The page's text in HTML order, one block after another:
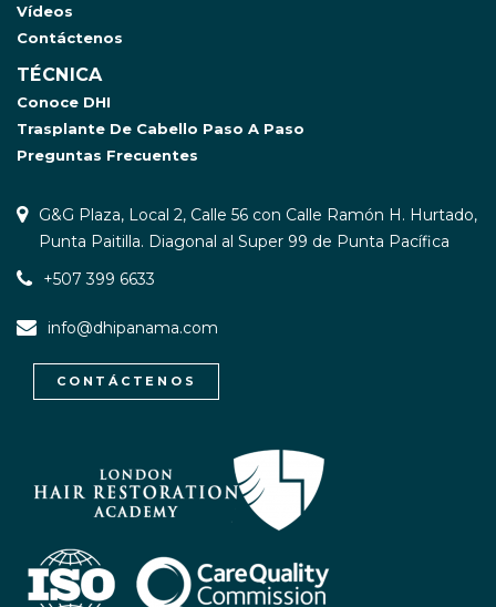
Vídeos
Contáctenos
TÉCNICA
Conoce DHI
Trasplante De Cabello Paso A Paso
Preguntas Frecuentes
G&G Plaza, Local 2, Calle 56 con Calle Ramón H. Hurtado,
Punta Paitilla. Diagonal al Super 99 de Punta Pacífica
+507 399 6633
info@dhipanama.com
CONTÁCTENOS